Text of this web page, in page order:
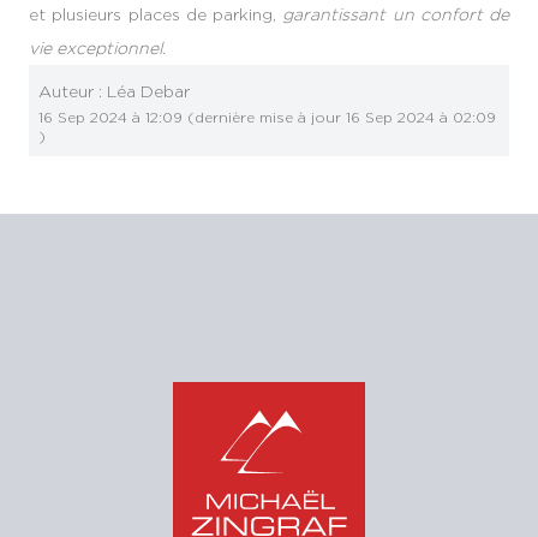
et plusieurs places de parking, garantissant un confort de
vie exceptionnel.
Auteur : Léa Debar
16 Sep 2024 à 12:09 (dernière mise à jour 16 Sep 2024 à 02:09
)